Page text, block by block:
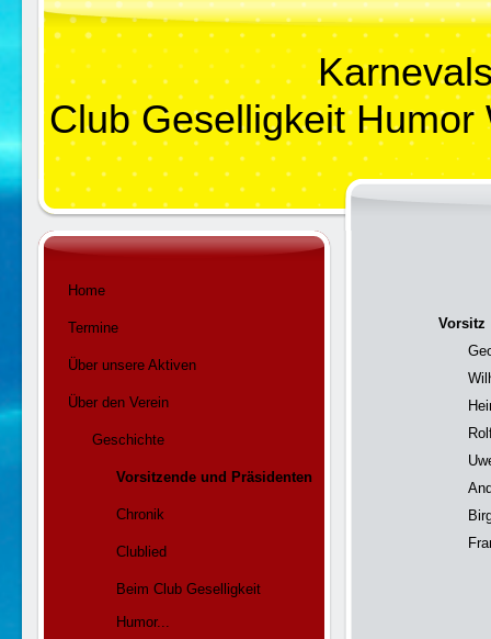
Club Geselligkeit
Vorsitz
Home
Termine
Über unsere Aktiven
Über den Verein
Geschichte
Vorsitzende und Präsidenten
Chronik
Clublied
Beim Club Geselligkeit
Humor...